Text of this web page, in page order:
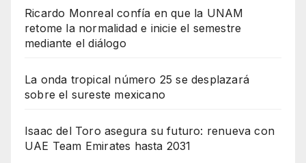
Ricardo Monreal confía en que la UNAM
retome la normalidad e inicie el semestre
mediante el diálogo
La onda tropical número 25 se desplazará
sobre el sureste mexicano
Isaac del Toro asegura su futuro: renueva con
UAE Team Emirates hasta 2031